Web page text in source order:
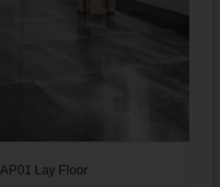
AP01 Lay Floor